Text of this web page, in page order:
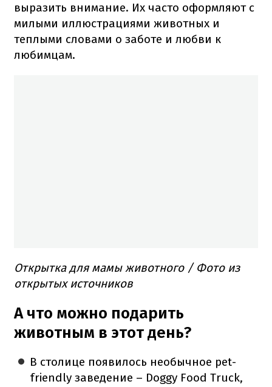
выразить внимание. Их часто оформляют с
милыми иллюстрациями животных и
теплыми словами о заботе и любви к
любимцам.
Открытка для мамы животного / Фото из
открытых источников
А что можно подарить
животным в этот день?
В столице появилось необычное pet-
friendly заведение – Doggy Food Truck,